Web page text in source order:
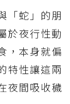
「蛇」的朋
於夜行性動
，本身就偏
特性讓這兩
夜間吸收穢